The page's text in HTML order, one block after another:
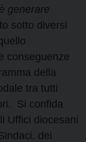
generare
sotto diversi
conseguenze
della
tra tutti
Si confida
Uffici diocesani
dei